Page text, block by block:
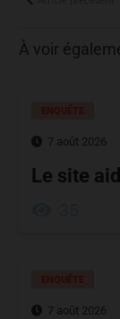
À voir
7 août 2026
Le site
7 août 2026